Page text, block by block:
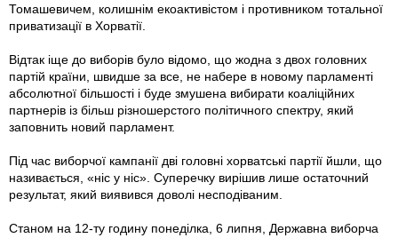
Томашевичем, колишнім екоактивістом i противником тотальної
приватизації в Хорватії.
Відтак iще до виборів було відомо, що жодна з двох головних
партій країни, швидше за все, не набере в новому парламенті
абсолютної більшості і буде змушена вибирати коаліційних
партнерів iз більш різношерстого політичного спектру, який
заповнить новий парламент.
Під час виборчої кампанії дві головні хорватські партії йшли, що
називається, «ніс у ніс». Суперечку вирішив лише остаточний
результат, який виявився доволі несподіваним.
Станом на 12-ту годину понеділка, 6 липня, Дер­жавна виборча